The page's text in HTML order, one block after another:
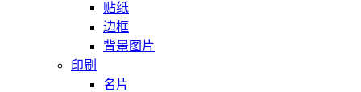
贴纸
边框
背景图片
印刷
名片